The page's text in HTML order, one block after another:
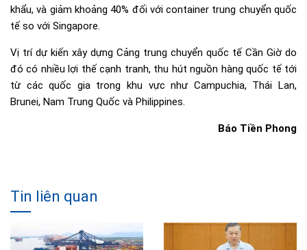
khẩu, và giảm khoảng 40% đối với container trung chuyển quốc
tế so với Singapore.
Vị trí dự kiến xây dựng Cảng trung chuyển quốc tế Cần Giờ do
đó có nhiều lợi thế cạnh tranh, thu hút nguồn hàng quốc tế tới
từ các quốc gia trong khu vực như Campuchia, Thái Lan,
Brunei, Nam Trung Quốc và Philippines.
Báo Tiền Phong
Tin liên quan